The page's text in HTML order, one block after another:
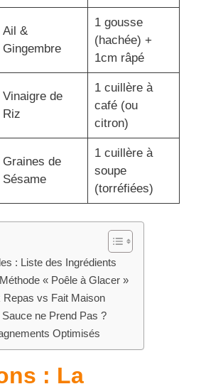
Ail &
Gingembre
1 gousse
(hachée) +
1cm râpé
Vinaigre de
Riz
1 cuillère à
café (ou
citron)
Graines de
Sésame
1 cuillère à
soupe
(torréfiées)
: Liste des Ingrédients
« Poêle à Glacer »
Repas vs Fait Maison
ne Prend Pas ?
Optimisés
: La